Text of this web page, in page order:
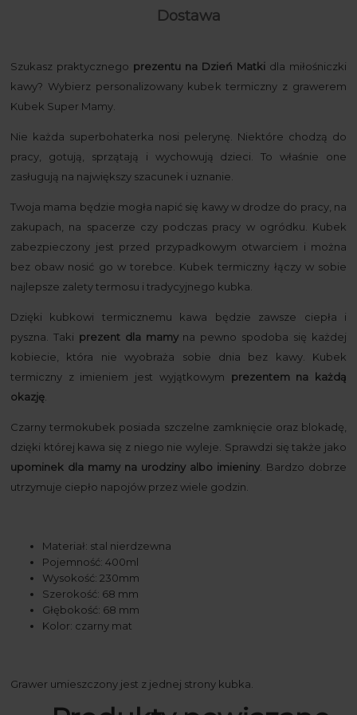
Dostawa
Szukasz praktycznego prezentu na Dzień Matki dla miłośniczki
kawy? Wybierz personalizowany kubek termiczny z grawerem
Kubek Super Mamy.
Nie każda superbohaterka nosi pelerynę. Niektóre chodzą do
pracy, gotują, sprzątają i wychowują dzieci. To właśnie one
zasługują na największy szacunek i uznanie.
Twoja mama będzie mogła napić się kawy w drodze do pracy, na
zakupach, na spacerze czy podczas pracy w ogródku. Kubek
zabezpieczony jest przed przypadkowym otwarciem i można
bez obaw nosić go w torebce. Kubek termiczny łączy w sobie
najlepsze zalety termosu i tradycyjnego kubka.
Dzięki kubkowi termicznemu kawa będzie zawsze ciepła i
pyszna. Taki prezent dla mamyna pewno spodoba się każdej
kobiecie, która nie wyobraża sobie dnia bez kawy. Kubek
termiczny z imieniem jest wyjątkowym prezentem na każdą
okazję
Czarny termokubek posiada szczelne zamknięcie oraz blokadę,
dzięki której kawa się z niego nie wyleje. Sprawdzi się także jako
upominek dla mamy na urodziny albo imieniny . Bardzo dobrze
utrzymuje ciepło napojów przez wiele godzin.
Materiał: stal nierdzewna
Pojemność: 400ml
Wysokość: 230mm
Szerokość: 68 mm
Głębokość: 68 mm
Kolor: czarny mat
Grawer umieszczony jest z jednej strony kubka.